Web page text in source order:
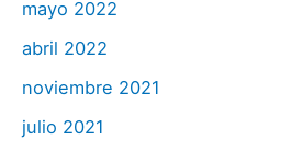
mayo 2022
abril 2022
noviembre 2021
julio 2021